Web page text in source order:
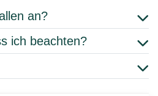
an?
ich beachten?